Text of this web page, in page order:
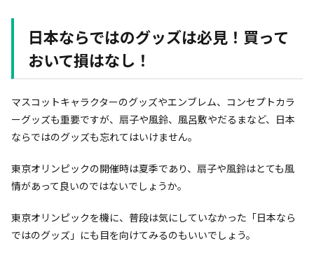
日本ならではのグッズは必見！買って
おいて損はなし！
マスコットキャラクターのグッズやエンブレム、コンセプトカラ
ーグッズも重要ですが、扇子や風鈴、風呂敷やだるまなど、日本
ならではのグッズも忘れてはいけません。
東京オリンピックの開催時は夏季であり、扇子や風鈴はとても風
情があって良いのではないでしょうか。
東京オリンピックを機に、普段は気にしていなかった「日本なら
ではのグッズ」にも目を向けてみるのもいいでしょう。